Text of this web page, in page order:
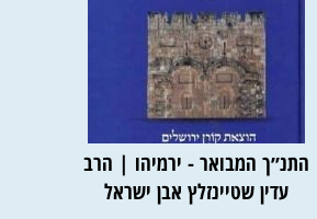
התנ״ך המבואר - ירמיהו | הרב
עדין שטיינזלץ אבן ישראל